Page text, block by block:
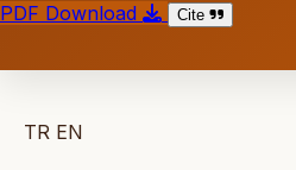
PDF Download
Cite
TR EN